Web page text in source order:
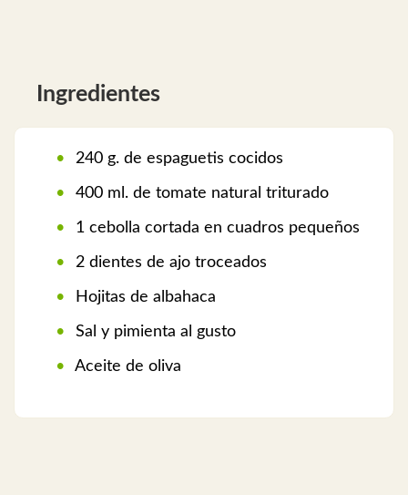
Ingredientes
240 g. de espaguetis cocidos
400 ml. de tomate natural triturado
1 cebolla cortada en cuadros pequeños
2 dientes de ajo troceados
Hojitas de albahaca
Sal y pimienta al gusto
Aceite de oliva